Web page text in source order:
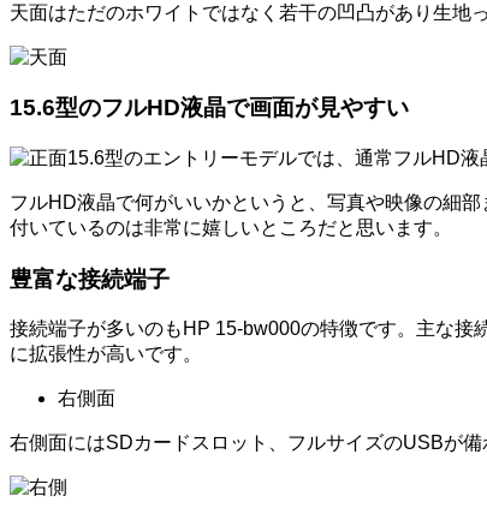
天面はただのホワイトではなく若干の凹凸があり生地
15.6型のフルHD液晶で画面が見やすい
15.6型のエントリーモデルでは、通常フルHD
フルHD液晶で何がいいかというと、写真や映像の細
付いているのは非常に嬉しいところだと思います。
豊富な接続端子
接続端子が多いのもHP 15-bw000の特徴です。主な
に拡張性が高いです。
右側面
右側面にはSDカードスロット、フルサイズのUSBが備